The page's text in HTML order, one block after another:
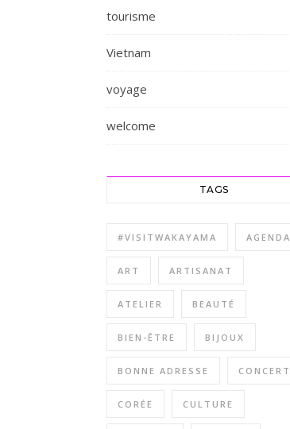
tourisme
Vietnam
voyage
welcome
TAGS
#VISITWAKAYAMA AGENDA
ART ARTISANAT
ATELIER BEAUTÉ
BIEN-ÊTRE BIJOUX
BONNE ADRESSE CONCERT
CORÉE CULTURE